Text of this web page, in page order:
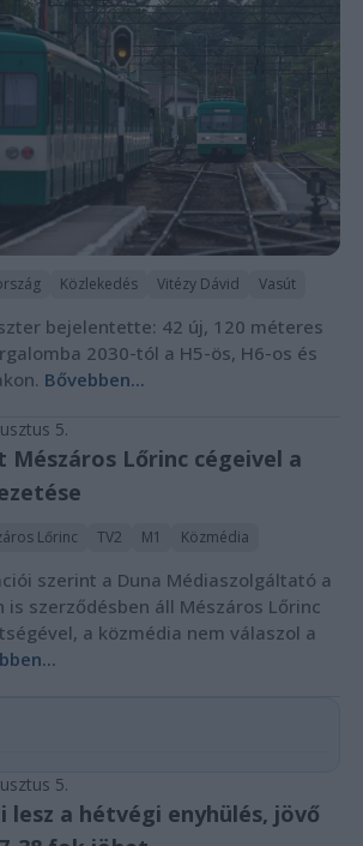
Közlekedés Vitézy Dávid Vasút
bejelentette: 42 új, 120 méteres
2030-tól a H5-ös, H6-os és
Bővebben...
5.
Lőrinc cégeivel a
Lőrinc TV2 M1 Közmédia
szerint a Duna Médiaszolgáltató a
szerződésben áll Mészáros Lőrinc
a közmédia nem válaszol a
5.
lesz a hétvégi enyhülés, jövő